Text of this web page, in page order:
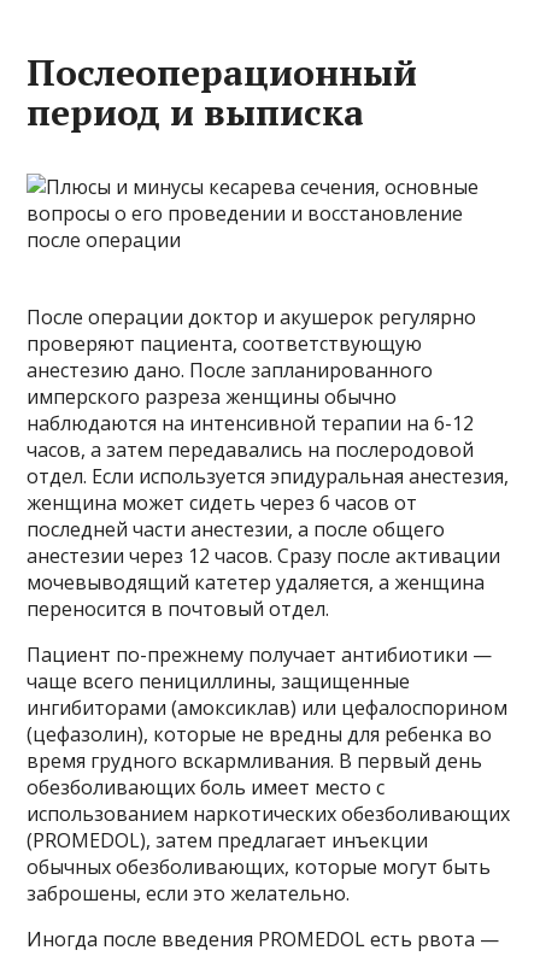
Послеоперационный
период и выписка
После операции доктор и акушерок регулярно
проверяют пациента, соответствующую
анестезию дано. После запланированного
имперского разреза женщины обычно
наблюдаются на интенсивной терапии на 6-12
часов, а затем передавались на послеродовой
отдел. Если используется эпидуральная анестезия,
женщина может сидеть через 6 часов от
последней части анестезии, а после общего
анестезии через 12 часов. Сразу после активации
мочевыводящий катетер удаляется, а женщина
переносится в почтовый отдел.
Пациент по-прежнему получает антибиотики —
чаще всего пенициллины, защищенные
ингибиторами (амоксиклав) или цефалоспорином
(цефазолин), которые не вредны для ребенка во
время грудного вскармливания. В первый день
обезболивающих боль имеет место с
использованием наркотических обезболивающих
(PROMEDOL), затем предлагает инъекции
обычных обезболивающих, которые могут быть
заброшены, если это желательно.
Иногда после введения PROMEDOL есть рвота —